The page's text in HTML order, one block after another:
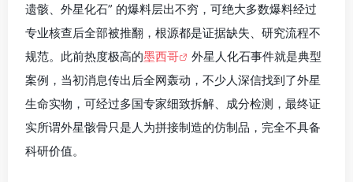
遗骸、外星化石” 的爆料层出不穷，可绝大多数爆料经过
专业核查后全部被推翻，根源都是证据缺失、研究流程不
规范。此前热度极高的墨西哥
外星人化石事件就是典型
案例，当初消息传出后全网轰动，不少人深信找到了外星
生命实物，可经过多国专家细致拆解、成分检测，最终证
实所谓外星骸骨只是人为拼接制造的仿制品，完全不具备
科研价值。